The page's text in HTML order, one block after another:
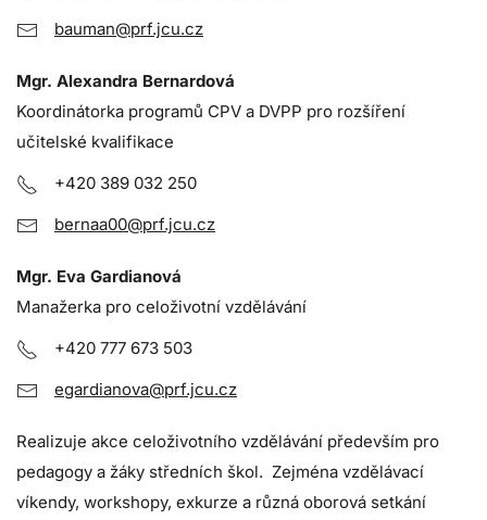
bauman@prf.jcu.cz
Mgr. Alexandra Bernardová
Koordinátorka programů CPV a DVPP pro rozšíření
učitelské kvalifikace
+420 389 032 250
bernaa00@prf.jcu.cz
Mgr. Eva Gardianová
Manažerka pro celoživotní vzdělávání
+420 777 673 503
egardianova@prf.jcu.cz
Realizuje akce celoživotního vzdělávání především pro
pedagogy a žáky středních škol. Zejména vzdělávací
víkendy, workshopy, exkurze a různá oborová setkání